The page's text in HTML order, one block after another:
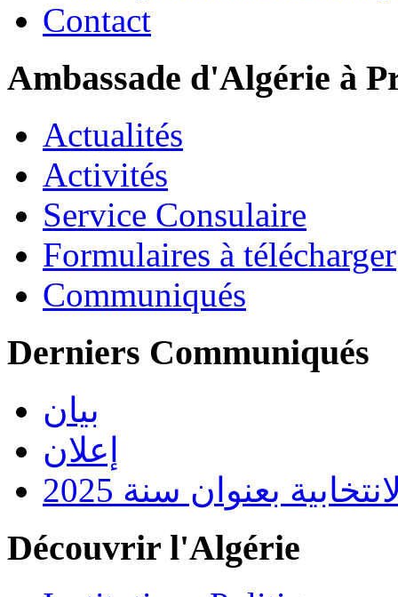
Contact
Ambassade d'Algérie à
Actualités
Activités
Service Consulaire
Formulaires à télécharger
Communiqués
Derniers Communiqués
بيان
إعلان
بعنوان سنة 2025
Découvrir l'Algérie